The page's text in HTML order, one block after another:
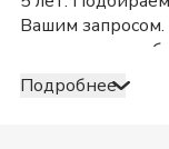
Вашим
отвечаем на
руме в
Москве
BRP. После
Подробнее